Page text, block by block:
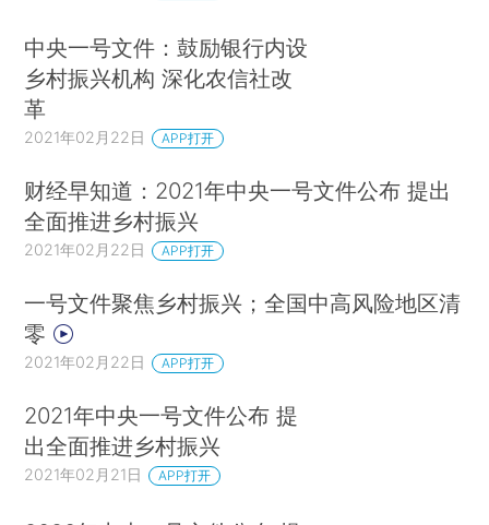
中央一号文件：鼓励银行内设
乡村振兴机构 深化农信社改
革
2021年02月22日 APP打开
财经早知道：2021年中央一号文件公布 提出
全面推进乡村振兴
2021年02月22日 APP打开
一号文件聚焦乡村振兴；全国中高风险地区清
零
2021年02月22日 APP打开
2021年中央一号文件公布 提
出全面推进乡村振兴
2021年02月21日 APP打开